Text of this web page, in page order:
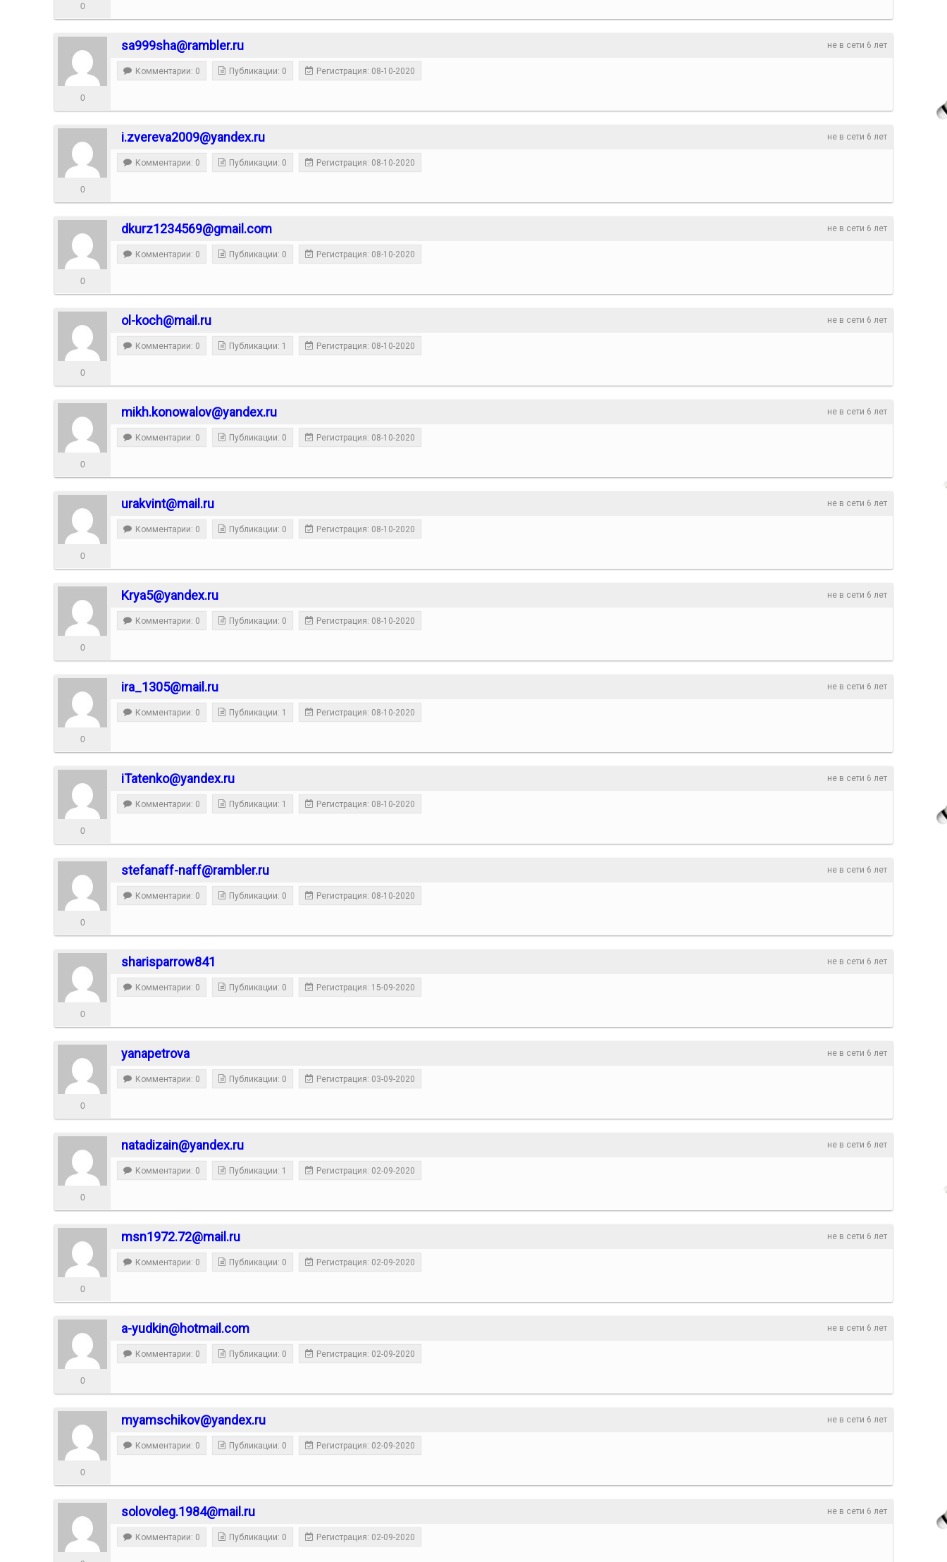
0
не в сети 6 лет
sa999sha@rambler.ru
0
Комментарии: 0 Публикации: 0 Регистрация: 08-10-2020
не в сети 6 лет
i.zvereva2009@yandex.ru
0
Комментарии: 0 Публикации: 0 Регистрация: 08-10-2020
не в сети 6 лет
dkurz1234569@gmail.com
0
Комментарии: 0 Публикации: 0 Регистрация: 08-10-2020
не в сети 6 лет
ol-koch@mail.ru
0
Комментарии: 0 Публикации: 1 Регистрация: 08-10-2020
не в сети 6 лет
mikh.konowalov@yandex.ru
0
Комментарии: 0 Публикации: 0 Регистрация: 08-10-2020
не в сети 6 лет
urakvint@mail.ru
0
Комментарии: 0 Публикации: 0 Регистрация: 08-10-2020
не в сети 6 лет
Krya5@yandex.ru
0
Комментарии: 0 Публикации: 0 Регистрация: 08-10-2020
не в сети 6 лет
ira_1305@mail.ru
0
Комментарии: 0 Публикации: 1 Регистрация: 08-10-2020
не в сети 6 лет
iTatenko@yandex.ru
0
Комментарии: 0 Публикации: 1 Регистрация: 08-10-2020
не в сети 6 лет
stefanaff-naff@rambler.ru
0
Комментарии: 0 Публикации: 0 Регистрация: 08-10-2020
не в сети 6 лет
sharisparrow841
0
Комментарии: 0 Публикации: 0 Регистрация: 15-09-2020
не в сети 6 лет
yanapetrova
0
Комментарии: 0 Публикации: 0 Регистрация: 03-09-2020
не в сети 6 лет
natadizain@yandex.ru
0
Комментарии: 0 Публикации: 1 Регистрация: 02-09-2020
не в сети 6 лет
msn1972.72@mail.ru
0
Комментарии: 0 Публикации: 0 Регистрация: 02-09-2020
не в сети 6 лет
a-yudkin@hotmail.com
0
Комментарии: 0 Публикации: 0 Регистрация: 02-09-2020
не в сети 6 лет
myamschikov@yandex.ru
0
Комментарии: 0 Публикации: 0 Регистрация: 02-09-2020
не в сети 6 лет
solovoleg.1984@mail.ru
Комментарии: 0 Публикации: 0 Регистрация: 02-09-2020